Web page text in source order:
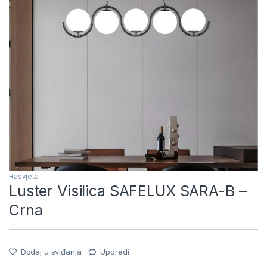
Rasvjeta
Luster Visilica SAFELUX SARA-B –
Crna
Dodaj u sviđanja Uporedi